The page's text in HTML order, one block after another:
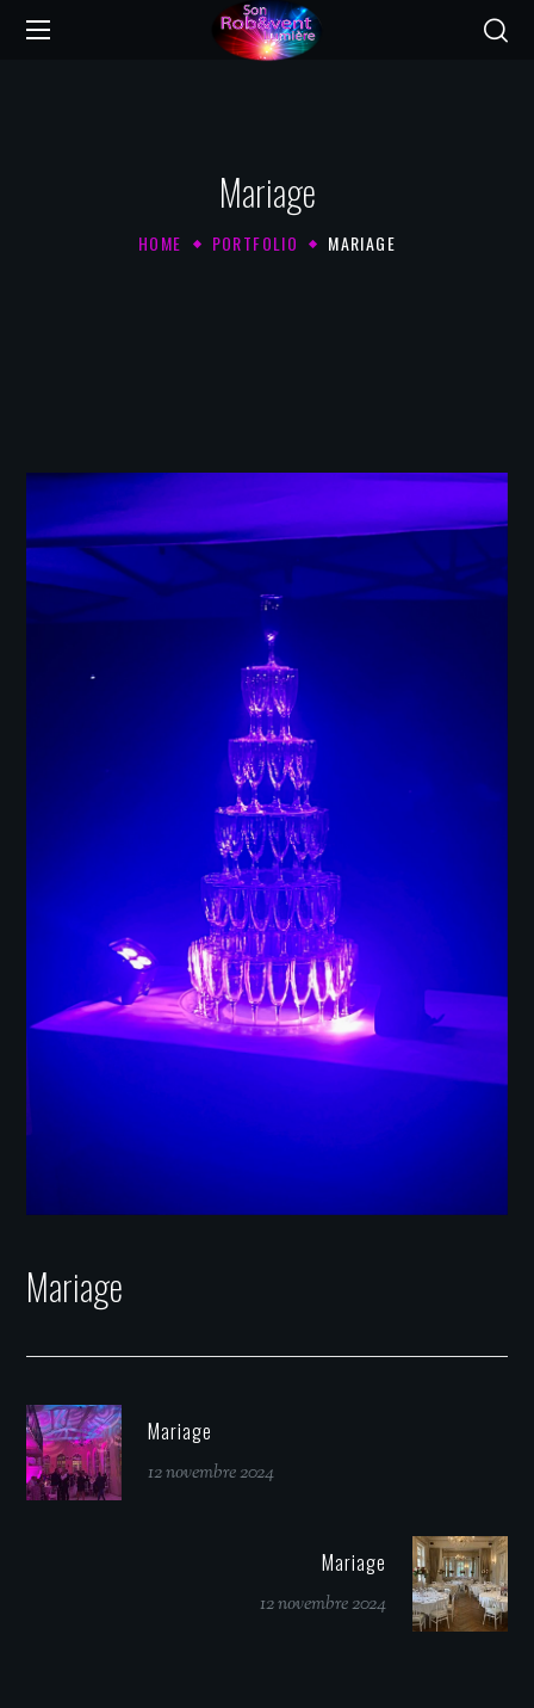
Mariage
HOME PORTFOLIO MARIAGE
Mariage
Mariage
12 novembre 2024
Mariage
12 novembre 2024